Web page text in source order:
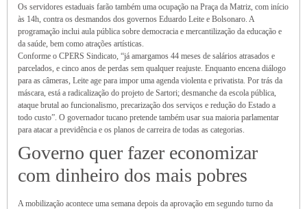
Os servidores estaduais farão também uma ocupação na Praça da Matriz, com início
às 14h, contra os desmandos dos governos Eduardo Leite e Bolsonaro. A
programação inclui aula pública sobre democracia e mercantilização da educação e
da saúde, bem como atrações artísticas.
Conforme o CPERS Sindicato, “já amargamos 44 meses de salários atrasados e
parcelados, e cinco anos de perdas sem qualquer reajuste. Enquanto encena diálogo
para as câmeras, Leite age para impor uma agenda violenta e privatista. Por trás da
máscara, está a radicalização do projeto de Sartori; desmanche da escola pública,
ataque brutal ao funcionalismo, precarização dos serviços e redução do Estado a
todo custo”. O governador tucano pretende também usar sua maioria parlamentar
para atacar a previdência e os planos de carreira de todas as categorias.
Governo quer fazer economizar
com dinheiro dos mais pobres
A mobilização acontece uma semana depois da aprovação em segundo turno da